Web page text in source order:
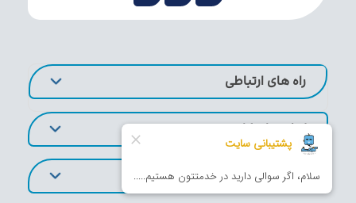
راه های ارتباطی
لینک های کاربردی
تورهای پر طرفدار